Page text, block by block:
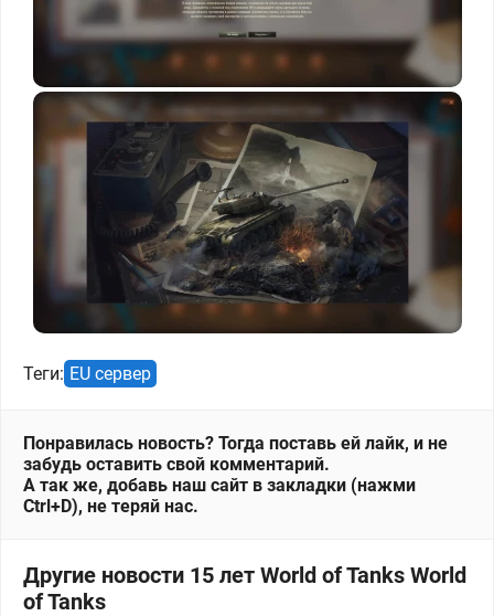
Теги: EU сервер
Понравилась новость? Тогда поставь ей лайк, и не
забудь оставить свой комментарий.
А так же, добавь наш сайт в закладки (нажми
Ctrl+D), не теряй нас.
Другие новости 15 лет World of Tanks World
of Tanks